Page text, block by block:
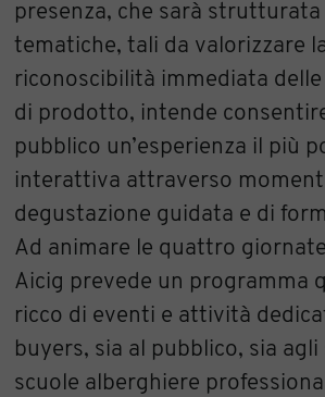
presenza, che sarà
tematiche, tali da valorizzare
riconoscibilità immediata
di prodotto, intende
pubblico un’esperienza il più
interattiva attraverso
degustazione guidata e di
Ad animare le quattro
Aicig prevede un programma
ricco di eventi e attività
buyers, sia al pubblico, sia
scuole alberghiere